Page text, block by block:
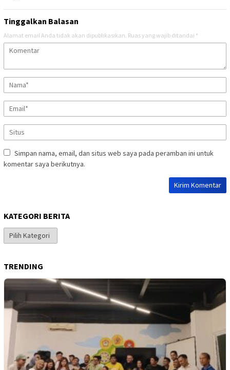
Tinggalkan Balasan
Alamat email Anda tidak akan dipublikasikan. Ruas yang wajib ditandai *
Simpan nama, email, dan situs web saya pada peramban ini untuk
komentar saya berikutnya.
KATEGORI BERITA
Kategori
Berita
TRENDING